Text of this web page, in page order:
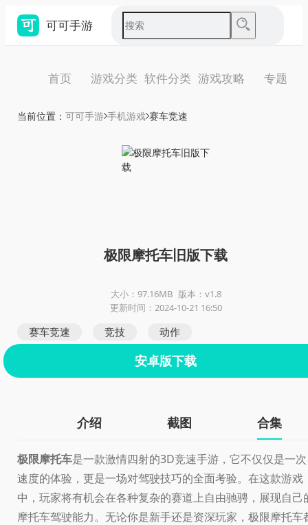
可可手游
首页 游戏分类 软件分类 游戏攻略 专题
当前位置： 可可手游 手机游戏 赛车竞速
极限摩托车旧版下载
大小：97.16MB 版本：v1.8
更新时间：2024-10-21 16:50
赛车竞速 竞技 动作
安卓版下载
介绍 截图 合集
极限摩托车是一款激情四射的3D竞速手游，它不仅仅是一次
速度的体验，更是一场对驾驶技巧的全面考验。在这款游戏
中，玩家将有机会在各种复杂的赛道上自由驰骋，展现自己
摩托车驾驶能力。无论你是新手还是资深玩家，极限摩托车